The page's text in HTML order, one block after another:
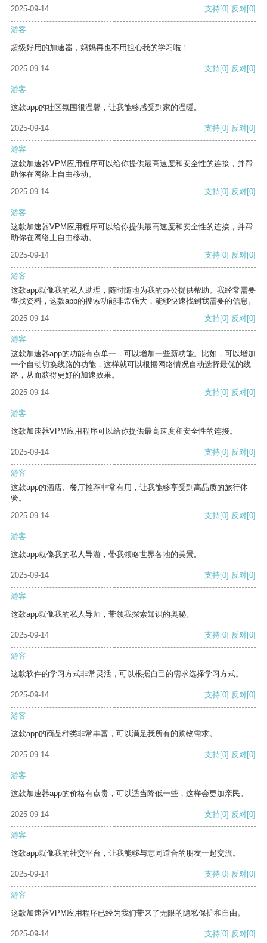
2025-09-14
支持[0] 反对[0]
游客
超级好用的加速器，妈妈再也不用担心我的学习啦！
2025-09-14 支持[0] 反对[0]
游客
这款app的社区氛围很温馨，让我能够感受到家的温暖。
2025-09-14 支持[0] 反对[0]
游客
这款加速器VPM应用程序可以给你提供最高速度和安全性的连接，并帮
助你在网络上自由移动。
2025-09-14
支持[0] 反对[0]
游客
这款加速器VPM应用程序可以给你提供最高速度和安全性的连接，并帮
助你在网络上自由移动。
2025-09-14
支持[0] 反对[0]
游客
这款app就像我的私人助理，随时随地为我的办公提供帮助。我经常需要
查找资料，这款app的搜索功能非常强大，能够快速找到我需要的信息。
2025-09-14
支持[0] 反对[0]
游客
这款加速器app的功能有点单一，可以增加一些新功能。比如，可以增加
一个自动切换线路的功能，这样就可以根据网络情况自动选择最优的线
路，从而获得更好的加速效果。
2025-09-14
支持[0] 反对[0]
游客
这款加速器VPM应用程序可以给你提供最高速度和安全性的连接。
2025-09-14 支持[0] 反对[0]
游客
这款app的酒店、餐厅推荐非常有用，让我能够享受到高品质的旅行体
验。
2025-09-14
支持[0] 反对[0]
游客
这款app就像我的私人导游，带我领略世界各地的美景。
2025-09-14 支持[0] 反对[0]
游客
这款app就像我的私人导师，带领我探索知识的奥秘。
2025-09-14 支持[0] 反对[0]
游客
这款软件的学习方式非常灵活，可以根据自己的需求选择学习方式。
2025-09-14 支持[0] 反对[0]
游客
这款app的商品种类非常丰富，可以满足我所有的购物需求。
2025-09-14 支持[0] 反对[0]
游客
这款加速器app的价格有点贵，可以适当降低一些，这样会更加亲民。
2025-09-14 支持[0] 反对[0]
游客
这款app就像我的社交平台，让我能够与志同道合的朋友一起交流。
2025-09-14 支持[0] 反对[0]
游客
这款加速器VPM应用程序已经为我们带来了无限的隐私保护和自由。
2025-09-14 支持[0] 反对[0]